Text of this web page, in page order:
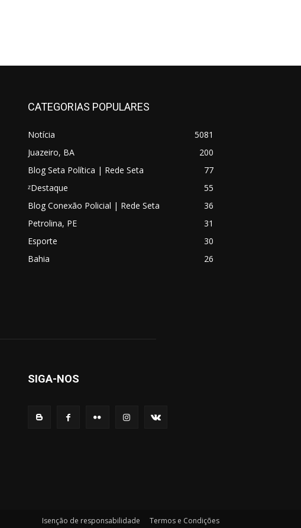
CATEGORIAS POPULARES
Notícia
5081
Juazeiro, BA
200
Blog Seta Política | Rede Seta
77
ᶻDestaque
55
Blog Conexão Policial | Rede Seta
36
Petrolina, PE
31
Esporte
30
Bahia
26
SIGA-NOS
Isenção de responsabilidade Termos e Condições